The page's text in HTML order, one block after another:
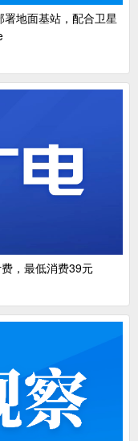
地面基站，配合卫星
，最低消费39元